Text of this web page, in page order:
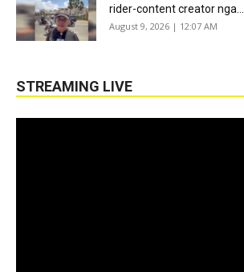
rider-content creator nga...
August 9, 2026 | 12:07 AM
STREAMING LIVE